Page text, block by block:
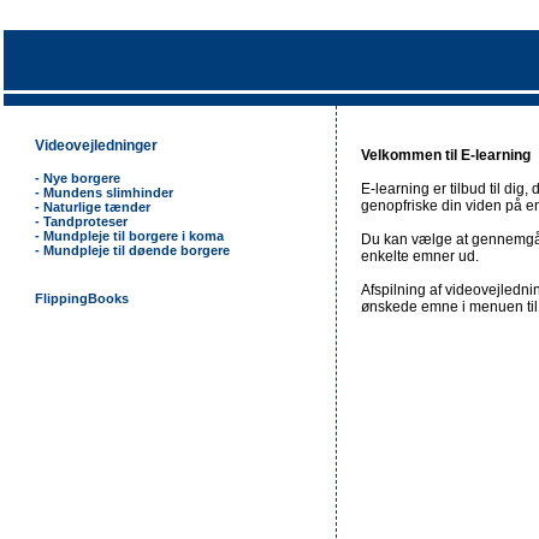
Videovejledninger
- Nye borgere
- Mundens slimhinder
- Naturlige tænder
- Tandproteser
- Mundpleje til borgere i koma
- Mundpleje til døende borgere
FlippingBooks
Velkommen til E-learning
E-learning er tilbud til dig,
genopfriske din viden på
Du kan vælge at
enkelte emner ud.
Afspilning af
ønskede emne i menuen